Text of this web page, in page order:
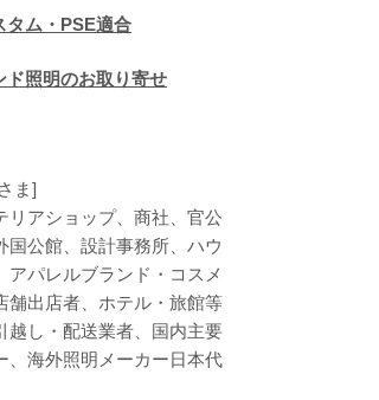
タム・PSE適合
ド照明のお取り寄せ
ま]
リアショップ、商社、官公
国公館、設計事務所、ハウ
アパレルブランド・コスメ
舗出店者、ホテル・旅館等
越し・配送業者、国内主要
、海外照明メーカー日本代